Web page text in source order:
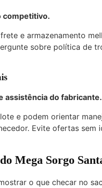
competitivo.
e armazenamento
sobre política de
assistência do fabricante.
e podem orientar
Evite ofertas sem
Mega Sorgo
o que checar no